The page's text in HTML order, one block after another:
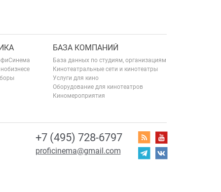
БАЗА КОМПАНИЙ
База данных по студиям, организациям
Кинотеатральные сети и кинотеатры
Услуги для кино
Оборудование для кинотеатров
Киномероприятия
+7 (495) 728-6797
proficinema@gmail.com